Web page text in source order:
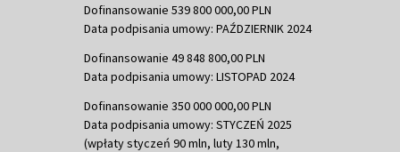
Dofinansowanie 539 800 000,00 PLN
Data podpisania umowy: PAŹDZIERNIK 2024
Dofinansowanie 49 848 800,00 PLN
Data podpisania umowy: LISTOPAD 2024
Dofinansowanie 350 000 000,00 PLN
Data podpisania umowy: STYCZEŃ 2025
(wpłaty styczeń 90 mln, luty 130 mln,